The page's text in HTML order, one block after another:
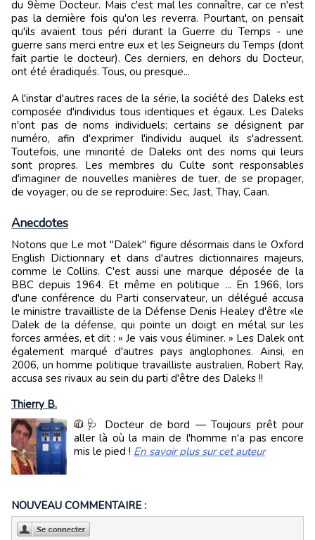
du 9ème Docteur. Mais c'est mal les connaître, car ce n'est
pas la dernière fois qu'on les reverra. Pourtant, on pensait
qu'ils avaient tous péri durant la Guerre du Temps - une
guerre sans merci entre eux et les Seigneurs du Temps (dont
fait partie le docteur). Ces derniers, en dehors du Docteur,
ont été éradiqués. Tous, ou presque...
A l'instar d'autres races de la série, la société des Daleks est
composée d'individus tous identiques et égaux. Les Daleks
n'ont pas de noms individuels; certains se désignent par
numéro, afin d'exprimer l'individu auquel ils s'adressent.
Toutefois, une minorité de Daleks ont des noms qui leurs
sont propres. Les membres du Culte sont responsables
d'imaginer de nouvelles manières de tuer, de se propager,
de voyager, ou de se reproduire: Sec, Jast, Thay, Caan.
Anecdotes
Notons que Le mot "Dalek" figure désormais dans le Oxford
English Dictionnary et dans d'autres dictionnaires majeurs,
comme le Collins. C'est aussi une marque déposée de la
BBC depuis 1964. Et même en politique ... En 1966, lors
d'une conférence du Parti conservateur, un délégué accusa
le ministre travailliste de la Défense Denis Healey d'être «le
Dalek de la défense, qui pointe un doigt en métal sur les
forces armées, et dit : « Je vais vous éliminer. » Les Dalek ont
également marqué d'autres pays anglophones. Ainsi, en
2006, un homme politique travailliste australien, Robert Ray,
accusa ses rivaux au sein du parti d'être des Daleks !!
Thierry B.
🧥🩺 Docteur de bord — Toujours prêt pour
aller là où la main de l'homme n'a pas encore
mis le pied ! En savoir plus sur cet auteur
NOUVEAU COMMENTAIRE :